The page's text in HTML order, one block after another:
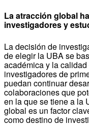
La atracción global
investigadores y
La decisión de
de elegir la UBA se
académica y la
investigadores de
puedan continuar
colaboraciones que
en la que se tiene a la
global es un factor
como destino de